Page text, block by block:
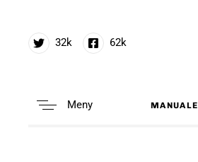
32k 62k
Meny